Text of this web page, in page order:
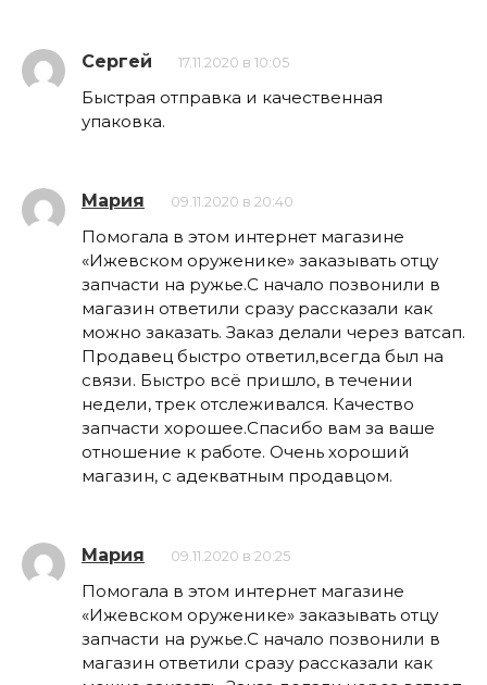
Сергей 17.11.2020 в 10:05
Быстрая отправка и качественная
упаковка.
Мария 09.11.2020 в 20:40
Помогала в этом интернет магазине
«Ижевском оруженике» заказывать отцу
запчасти на ружье.С начало позвонили в
магазин ответили сразу рассказали как
можно заказать. Заказ делали через ватсап.
Продавец быстро ответил,всегда был на
связи. Быстро всё пришло, в течении
недели, трек отслеживался. Качество
запчасти хорошее.Спасибо вам за ваше
отношение к работе. Очень хороший
магазин, с адекватным продавцом.
Мария 09.11.2020 в 20:25
Помогала в этом интернет магазине
«Ижевском оруженике» заказывать отцу
запчасти на ружье.С начало позвонили в
магазин ответили сразу рассказали как